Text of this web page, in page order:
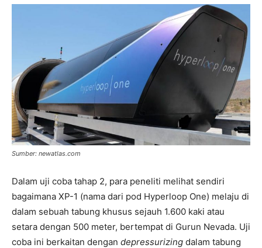
Sumber: newatlas.com
Dalam uji coba tahap 2, para peneliti melihat sendiri
bagaimana XP-1 (nama dari pod Hyperloop One) melaju di
dalam sebuah tabung khusus sejauh 1.600 kaki atau
setara dengan 500 meter, bertempat di Gurun Nevada. Uji
coba ini berkaitan dengan depressurizing dalam tabung